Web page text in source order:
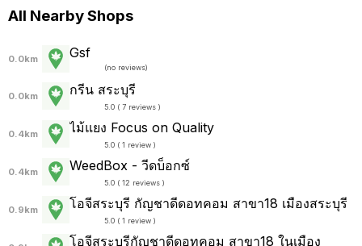
All Nearby Shops
0.0km Gsf
(no reviews)
0.0km กรีน สระบุรี
5.0 ( 7 reviews )
0.4km ไม้แยง Focus on Quality
5.0 ( 1 review )
0.4km WeedBox - วีดบ็อกซ์
5.0 ( 12 reviews )
0.9km โอจีสระบุรี กัญชาดีดอทคอม สาขา18 เมืองสระบุรี
5.0 ( 1 review )
โอจีสระบุรีกัญชาดีดอทคอม สาขา18 ในเมือง